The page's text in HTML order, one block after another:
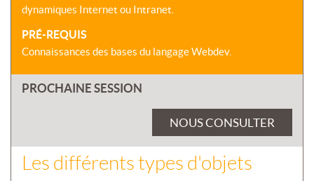
dynamiques Internet ou Intranet.
PRÉ-REQUIS
Connaissances des bases du langage Webdev.
PROCHAINE SESSION
NOUS CONSULTER
Les différents types d'objets